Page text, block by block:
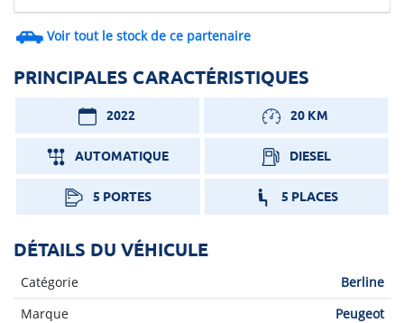
Voir tout le stock de ce partenaire
PRINCIPALES CARACTÉRISTIQUES
2022 20 KM
AUTOMATIQUE DIESEL
5 PORTES 5 PLACES
DÉTAILS DU VÉHICULE
Catégorie
Berline
Marque
Peugeot